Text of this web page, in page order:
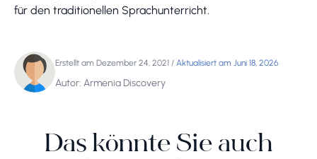
für den traditionellen Sprachunterricht.
Erstellt am Dezember 24, 2021 / Aktualisiert am Juni 18, 2026
Autor: Armenia Discovery
Das könnte Sie auch